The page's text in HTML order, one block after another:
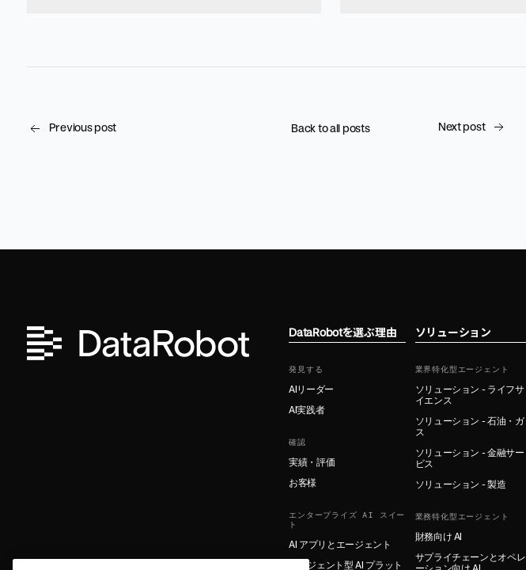
Previous post Back to all posts Next post
DataRobotを選ぶ理由
発見する
AIリーダー
AI実践者
確認
実績・評価
お客様
エンタープライズ AI スイー
ト
AI アプリとエージェント
エージェント型 AI プラット
ソリューション
業界特化型エージェント
ソリューション - ライフサ
イエンス
ソリューション - 石油・ガ
ス
ソリューション - 金融サー
ビス
ソリューション - 製造
業務特化型エージェント
財務向け AI
サプライチェーンとオペレ